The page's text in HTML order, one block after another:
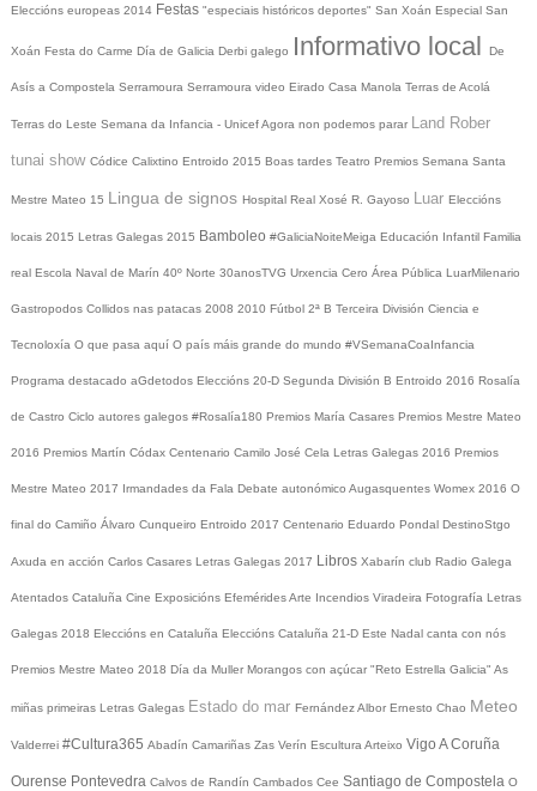
Eleccións europeas 2014 Festas "especiais históricos deportes" San Xoán Especial San
Xoán Festa do Carme Día de Galicia Derbi galego Informativo local De
Asís a Compostela Serramoura Serramoura video Eirado Casa Manola Terras de Acolá
Terras do Leste Semana da Infancia - UnicefAgora non podemos parar Land Rober
tunai show Códice Calixtino Entroido 2015 Boas tardes Teatro Premios Semana Santa
Mestre Mateo 15 Lingua de signos Hospital Real Xosé R. Gayoso Luar Eleccións
locais 2015 Letras Galegas 2015 Bamboleo #GaliciaNoiteMeiga Educación Infantil Familia
real Escola Naval de Marín 40º Norte 30anosTVG Urxencia Cero Área Pública LuarMilenario
Gastropodos Collidos nas patacas 2008 2010 Fútbol 2ª B Terceira División Ciencia e
Tecnoloxía O que pasa aquí O país máis grande do mundo #VSemanaCoaInfancia
Programa destacado aGdetodos Eleccións 20-D Segunda División B Entroido 2016 Rosalía
de Castro Ciclo autores galegos #Rosalía180 Premios María Casares Premios Mestre Mateo
2016 Premios Martín Códax Centenario Camilo José Cela Letras Galegas 2016 Premios
Mestre Mateo 2017 Irmandades da Fala Debate autonómico Augasquentes Womex 2016 O
final do Camiño Álvaro Cunqueiro Entroido 2017 Centenario Eduardo Pondal DestinoStgo
Axuda en acción Carlos Casares Letras Galegas 2017 Libros Xabarín club Radio Galega
Atentados Cataluña Cine Exposicións EfeméridesArte Incendios Viradeira Fotografía Letras
Galegas 2018 Eleccións en Cataluña Eleccións Cataluña 21-D Este Nadal canta con nós
Premios Mestre Mateo 2018 Día da Muller Morangos con açúcar "Reto Estrella Galicia" As
miñas primeiras Letras Galegas Estado do mar Fernández Albor Ernesto Chao Meteo
Valderrei #Cultura365 Abadín Camariñas Zas Verín Escultura Arteixo Vigo A Coruña
Ourense Pontevedra Calvos de Randín Cambados Cee Santiago de Compostela O